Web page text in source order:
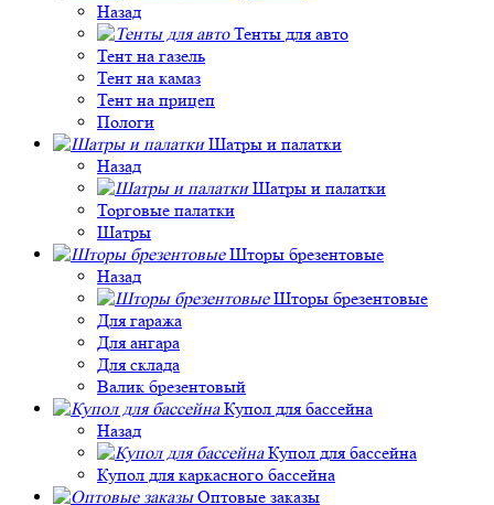
Назад
Тенты для авто
Тент на газель
Тент на камаз
Тент на прицеп
Пологи
Шатры и палатки
Назад
Шатры и палатки
Торговые палатки
Шатры
Шторы брезентовые
Назад
Шторы брезентовые
Для гаража
Для ангара
Для склада
Валик брезентовый
Купол для бассейна
Назад
Купол для бассейна
Купол для каркасного бассейна
Оптовые заказы